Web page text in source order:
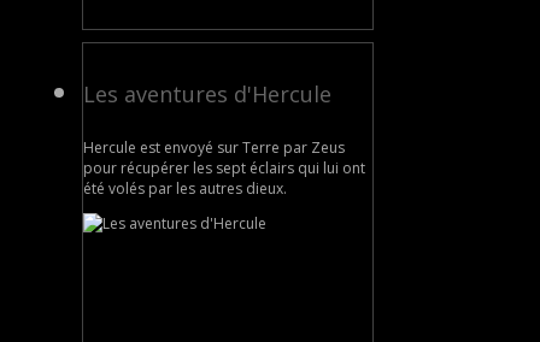
Les aventures d'Hercule
Hercule est envoyé sur Terre par Zeus
pour récupérer les sept éclairs qui lui ont
été volés par les autres dieux.